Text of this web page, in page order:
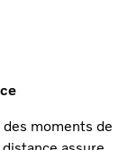
moments de